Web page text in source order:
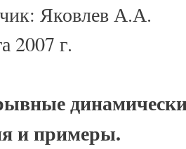
Яковлев А.А.
2007 г.
и примеры.